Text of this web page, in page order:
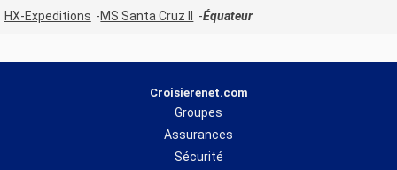
HX-Expeditions
MS Santa Cruz II Équateur
Croisierenet.com
Groupes
Assurances
Sécurité